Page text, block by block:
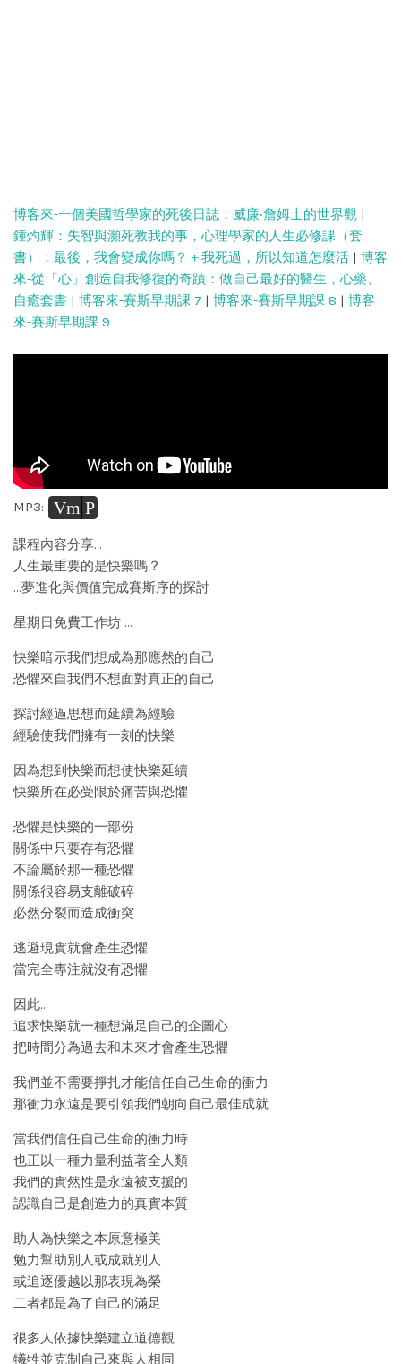
博客來-一個美國哲學家的死後日誌：威廉‧詹姆士的世界觀 |
鍾灼輝：失智與瀕死教我的事，心理學家的人生必修課（套
書）：最後，我會變成你嗎？＋我死過，所以知道怎麼活 | 博客
來-從「心」創造自我修復的奇蹟：做自己最好的醫生，心藥、
自癒套書 | 博客來-賽斯早期課 7 | 博客來-賽斯早期課 8 | 博客
來-賽斯早期課 9
MP3: Vm P
課程內容分享…
人生最重要的是快樂嗎？
…夢進化與價值完成賽斯序的探討
星期日免費工作坊 …
快樂暗示我們想成為那應然的自己
恐懼來自我們不想面對真正的自己
探討經過思想而延續為經驗
經驗使我們擁有一刻的快樂
因為想到快樂而想使快樂延續
快樂所在必受限於痛苦與恐懼
恐懼是快樂的一部份
關係中只要存有恐懼
不論屬於那一種恐懼
關係很容易支離破碎
必然分裂而造成衝突
逃避現實就會產生恐懼
當完全專注就沒有恐懼
因此…
追求快樂就一種想滿足自己的企圖心
把時間分為過去和未來才會產生恐懼
我們並不需要掙扎才能信任自己生命的衝力
那衝力永遠是要引領我們朝向自己最佳成就
當我們信任自己生命的衝力時
也正以一種力量利益著全人類
我們的實然性是永遠被支援的
認識自己是創造力的真實本質
助人為快樂之本原意極美
勉力幫助別人或成就别人
或追逐優越以那表現為榮
二者都是為了自己的滿足
很多人依據快樂建立道德觀
犧牲並克制自己來與人相同